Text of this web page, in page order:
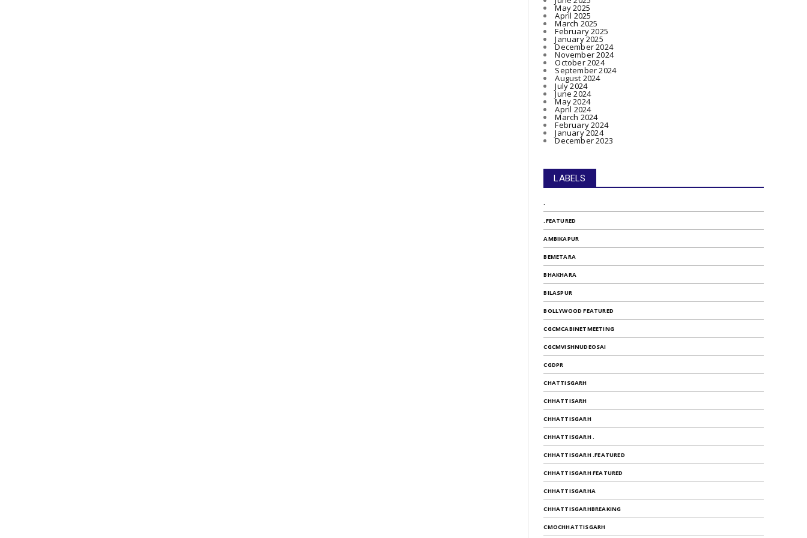
May 2025
April 2025
March 2025
February 2025
January 2025
December 2024
November 2024
October 2024
September 2024
August 2024
July 2024
June 2024
May 2024
April 2024
March 2024
February 2024
January 2024
December 2023
LABELS
.
.FEATURED
AMBIKAPUR
BEMETARA
BHAKHARA
BILASPUR
BOLLYWOOD FEATURED
CGCMCABINETMEETING
CGCMVISHNUDEOSAI
CGDPR
CHATTISGARH
CHHATTISARH
CHHATTISGARH
CHHATTISGARH .
CHHATTISGARH .FEATURED
CHHATTISGARH FEATURED
CHHATTISGARHA
CHHATTISGARHBREAKING
CMOCHHATTISGARH